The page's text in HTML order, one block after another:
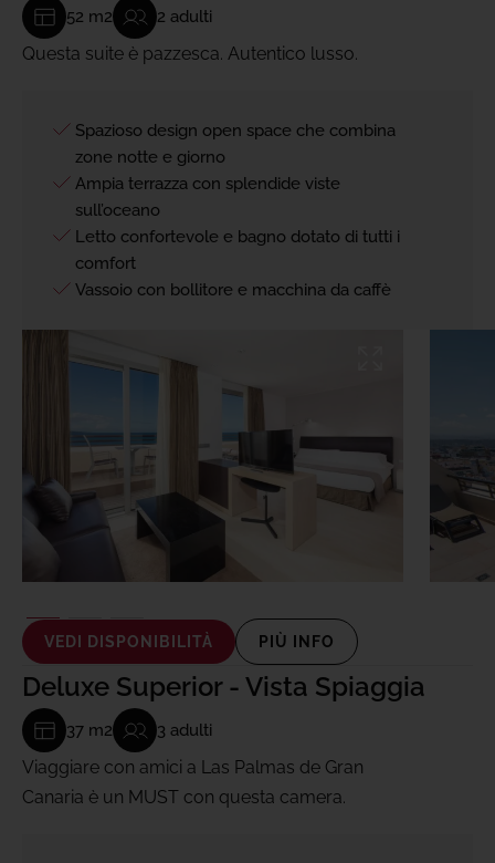
52 m2 2 adulti
Questa suite è pazzesca. Autentico lusso.
Spazioso design open space che combina
zone notte e giorno
Ampia terrazza con splendide viste
sull’oceano
Letto confortevole e bagno dotato di tutti i
comfort
Vassoio con bollitore e macchina da caffè
VEDI DISPONIBILITÀ PIÙ INFO
Deluxe Superior - Vista Spiaggia
37 m2 3 adulti
Viaggiare con amici a Las Palmas de Gran
Canaria è un MUST con questa camera.
VANTAGGI INCLUSI
VANTAGGI INCLUSI
VANTAGGI INCLUSI
VANTAGGI INCLUSI
VANTAGGI INCLUSI
VANTAGGI INCLUSI
VANTAGGI INCLUSI